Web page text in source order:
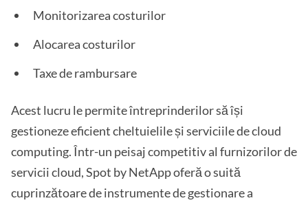
Monitorizarea costurilor
Alocarea costurilor
Taxe de rambursare
Acest lucru le permite întreprinderilor să își
gestioneze eficient cheltuielile și serviciile de cloud
computing. Într-un peisaj competitiv al furnizorilor de
servicii cloud, Spot by NetApp oferă o suită
cuprinzătoare de instrumente de gestionare a